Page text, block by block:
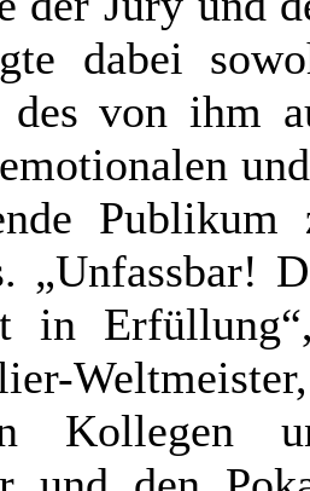
dabei
des von ihm
„Unfassbar!
in
Kollegen